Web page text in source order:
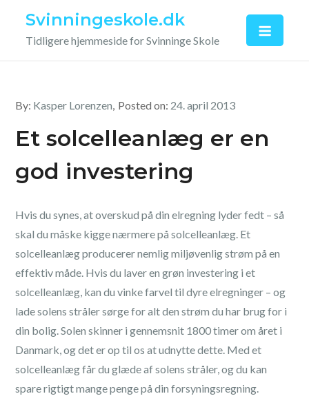
content
Svinningeskole.dk
Tidligere hjemmeside for Svinninge Skole
By: Kasper Lorenzen Posted on: 24. april 2013
Et solcelleanlæg er en
god investering
Hvis du synes, at overskud på din elregning lyder fedt – så
skal du måske kigge nærmere på solcelleanlæg. Et
solcelleanlæg producerer nemlig miljøvenlig strøm på en
effektiv måde. Hvis du laver en grøn investering i et
solcelleanlæg, kan du vinke farvel til dyre elregninger – og
lade solens stråler sørge for alt den strøm du har brug for i
din bolig. Solen skinner i gennemsnit 1800 timer om året i
Danmark, og det er op til os at udnytte dette. Med et
solcelleanlæg får du glæde af solens stråler, og du kan
spare rigtigt mange penge på din forsyningsregning.